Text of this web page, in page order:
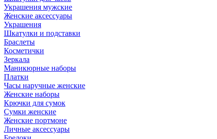
Украшения мужские
Женские аксессуары
Украшения
Шкатулки и подставки
Браслеты
Косметички
Зеркала
Маникюрные наборы
Платки
Часы наручные женские
Женские наборы
Крючки для сумок
Сумки женские
Женские портмоне
Личные аксессуары